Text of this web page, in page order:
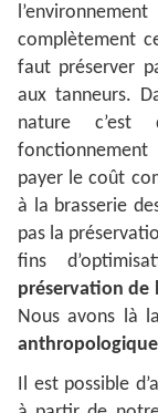
complètement
faut préserver
aux tanneurs.
nature c’est
payer le coût
à la brasserie
pas la
fins
préservation de
Nous avons là la
anthropologique
Il est possible